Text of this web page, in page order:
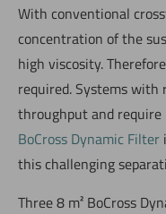
With conventional
concentration of the
high viscosity.
required. Systems with
throughput and require
BoCross Dynamic Filter
this challenging
Three 8 m² BoCross